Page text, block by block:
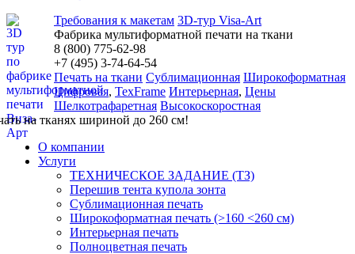
Требования к макетам 3D-тур Visa-Art
Фабрика мультиформатной печати на ткани
8 (800) 775-62-98
+7 (495) 3-74-64-54
Печать на ткани Сублимационная Широкоформатная
Цифровая, TexFrame Интерьерная, Цены
Шелкотрафаретная Высокоскоростная
на тканях шириной до 260 см!
О компании
Услуги
ТЕХНИЧЕСКОЕ ЗАДАНИЕ (ТЗ)
Перешив тента купола зонта
Сублимационная печать
Широкоформатная печать (>160 <260 см)
Интерьерная печать
Полноцветная печать